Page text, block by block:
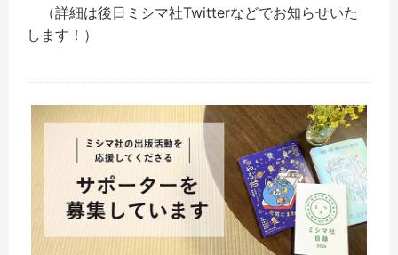
（詳細は後日ミシマ社Twitterなどでお知らせいた
します！）